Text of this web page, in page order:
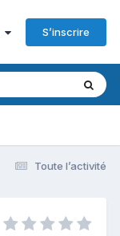
S’inscrire
Toute l’activité